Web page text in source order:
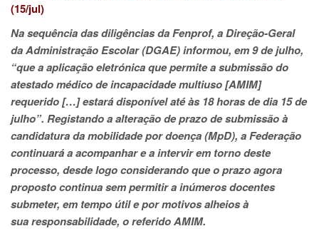
(15/jul)
Na sequência das diligências da Fenprof, a Direção-Geral
da Administração Escolar (DGAE) informou, em 9 de julho,
“que a aplicação eletrónica que permite a submissão do
atestado médico de incapacidade multiuso [AMIM]
requerido […] estará disponível até às 18 horas de dia 15 de
julho”. Registando a alteração de prazo de submissão à
candidatura da mobilidade por doença (MpD), a Federação
continuará a acompanhar e a intervir em torno deste
processo, desde logo considerando que o prazo agora
proposto continua sem permitir a inúmeros docentes
submeter, em tempo útil e por motivos alheios à
sua responsabilidade, o referido AMIM.